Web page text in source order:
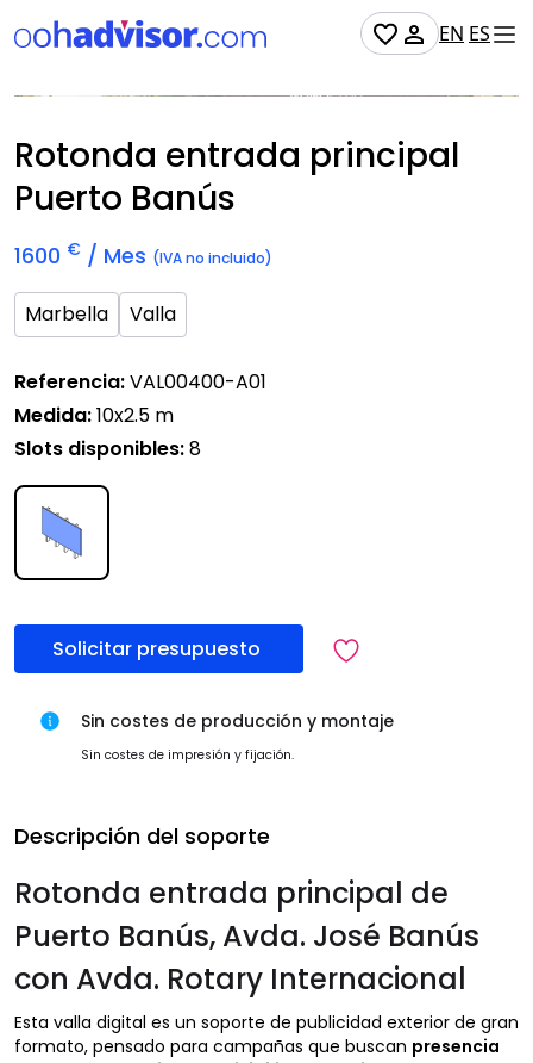
EN ES
Disponible
Rotonda entrada principal
Puerto Banús
1600 € / Mes (IVA no incluido)
Marbella Valla
Referencia:VAL00400-A01
Medida:10x2.5 m
Slots disponibles:8
Solicitar presupuesto
Sin costes de producción y montaje
Sin costes de impresión y fijación.
Descripción del soporte
Rotonda entrada principal de
Puerto Banús, Avda. José Banús
con Avda. Rotary Internacional
Esta valla digital es un soporte de publicidad exterior de gran
formato, pensado para campañas que buscan presencia